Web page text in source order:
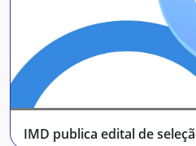
IMD publica edital de